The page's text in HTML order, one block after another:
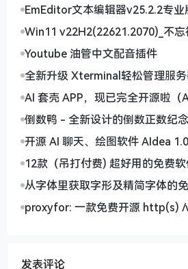
说到底啊，好的策略游戏就像烹
料，放太少会寡淡无味，放太多又
设计师就是那个掌握火候的大厨，
惊喜的快感，又不至于因为运气成
水平。这个尺度，可真是门艺术！
EmEditor文本编辑器v25.2.2专业
Win11 v22H2(22621.2070)_不
Youtube 油管中文配音插件
全新升级 Xterminal轻松管理服
AI 套壳 APP，现已完全开源啦（
倒数鸭 - 全新设计的倒数正数纪
开源 AI 聊天、绘图软件 AIdea
12款（吊打付费) 超好用的免费
从字体里获取字形及精简字体的
proxyfor: 一款免费开源 http(s) /
发表评论